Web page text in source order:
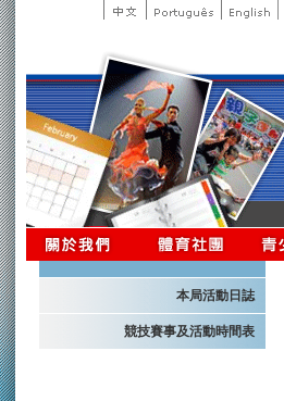
本局活動日誌
競技賽事及活動時間表